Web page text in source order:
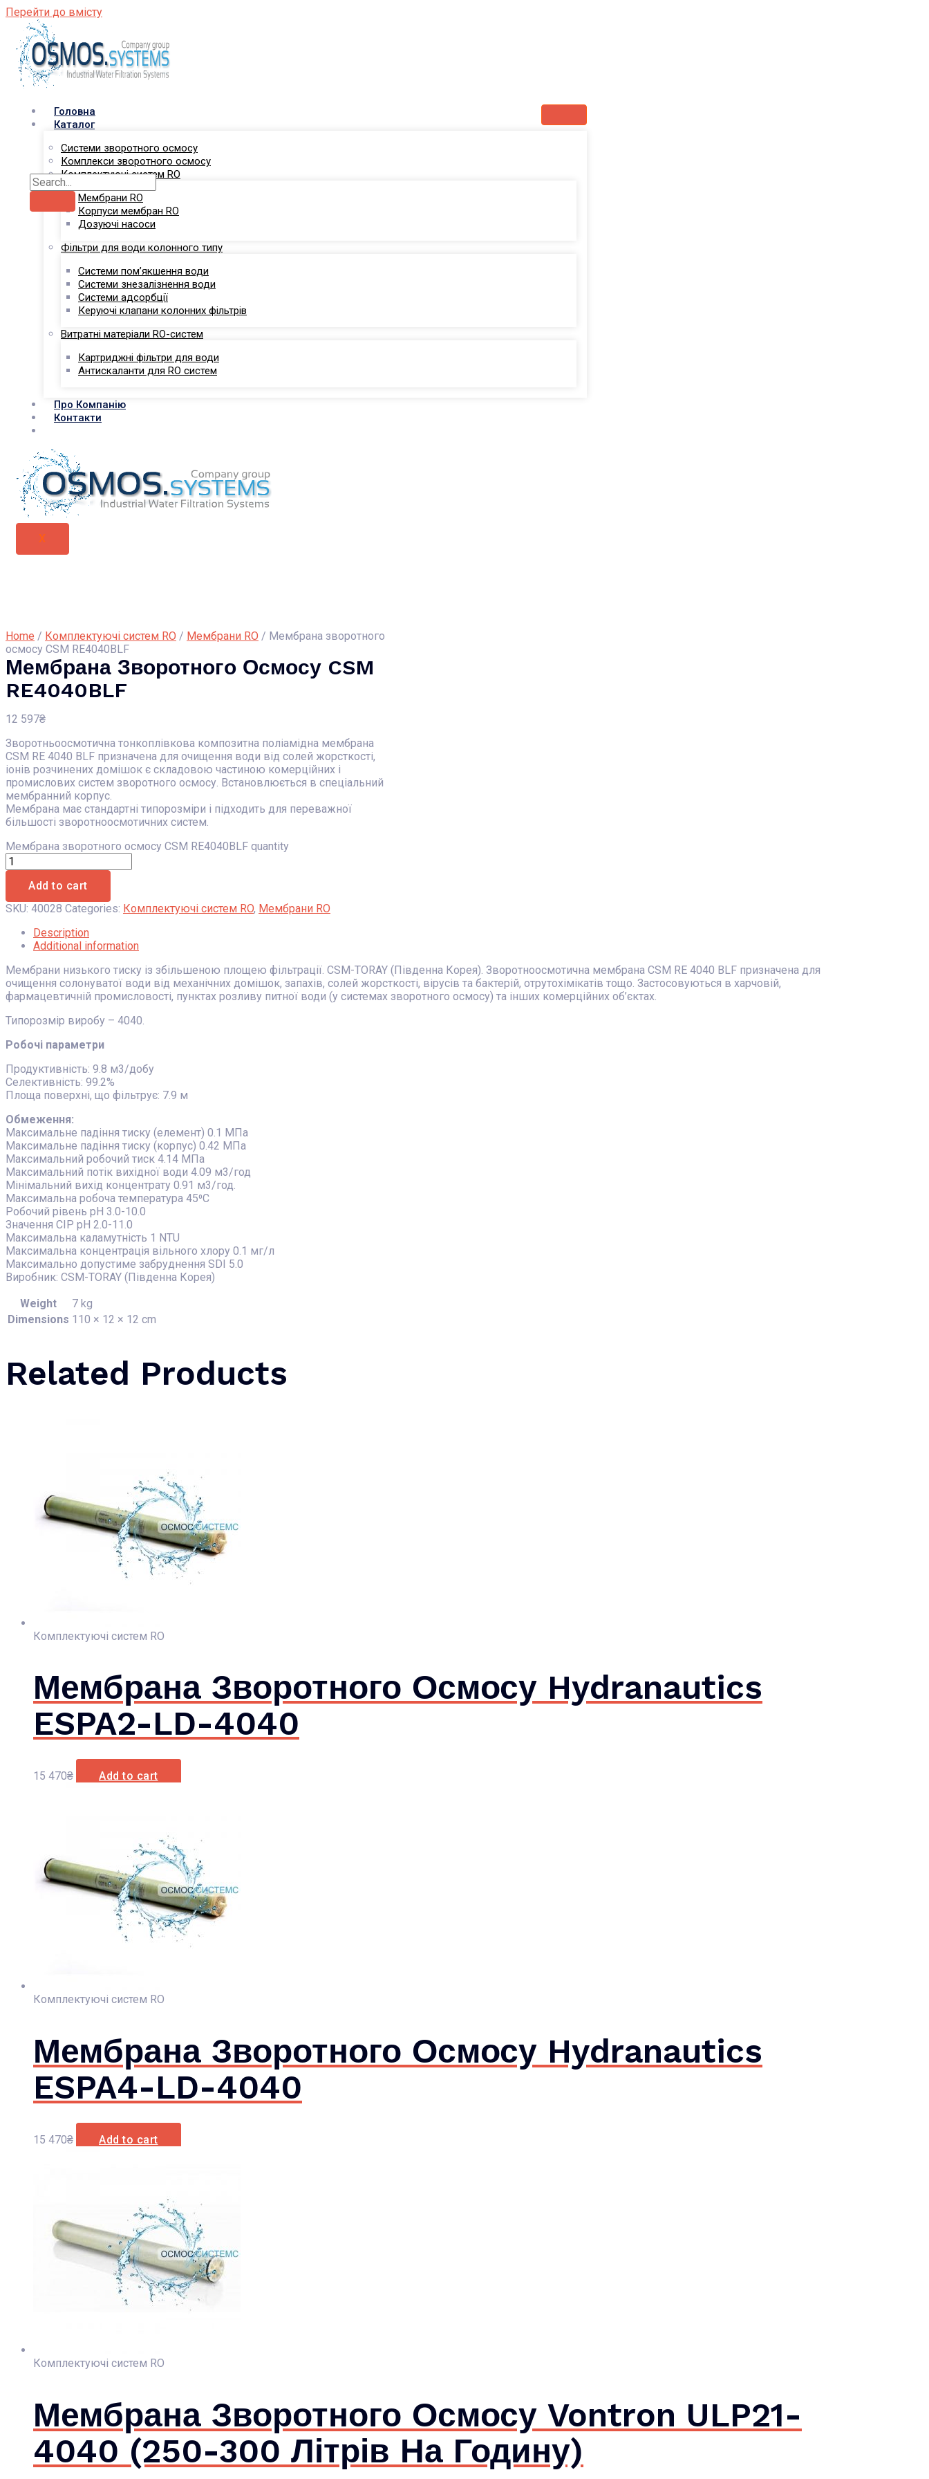
Перейти до вмісту
Головна
Каталог
Системи зворотного осмосу
Комплекси зворотного осмосу
Комплектуючі систем RO
Мембрани RO
Корпуси мембран RO
Дозуючі насоси
Фільтри для води колонного типу
Системи пом’якшення води
Системи знезалізнення води
Системи адсорбції
Керуючі клапани колонних фільтрів
Витратні матеріали RO-систем
Картриджні фільтри для води
Антискаланти для RO систем
Про Компанію
Контакти
X
Home / Комплектуючі систем RO / Мембрани RO / Мембрана зворотного
осмосу CSM RE4040BLF
Мембрана Зворотного Осмосу CSM
RE4040BLF
12 597₴
Зворотньоосмотична тонкоплівкова композитна поліамідна мембрана
CSM RE 4040 BLF призначена для очищення води від солей жорсткості,
іонів розчинених домішок є складовою частиною комерційних і
промислових систем зворотного осмосу. Встановлюється в спеціальний
мембранний корпус.
Мембрана має стандартні типорозміри і підходить для переважної
більшості зворотноосмотичних систем.
Мембрана зворотного осмосу CSM RE4040BLF quantity
Add to cart
SKU: 40028 Categories: Комплектуючі систем RO, Мембрани RO
Description
Additional information
Мембрани низького тиску із збільшеною площею фільтрації. CSM-TORAY (Південна Корея). Зворотноосмотична мембрана CSM RE 4040 BLF призначена для
очищення солонуватої води від механічних домішок, запахів, солей жорсткості, вірусів та бактерій, отрутохімікатів тощо. Застосовуються в харчовій,
фармацевтичній промисловості, пунктах розливу питної води (у системах зворотного осмосу) та інших комерційних об’єктах.
Типорозмір виробу – 4040.
Робочі параметри
Продуктивність: 9.8 м3/добу
Селективність: 99.2%
Площа поверхні, що фільтрує: 7.9 м
Обмеження:
Максимальне падіння тиску (елемент) 0.1 МПа
Максимальне падіння тиску (корпус) 0.42 МПа
Максимальний робочий тиск 4.14 МПа
Максимальний потік вихідної води 4.09 м3/год
Мінімальний вихід концентрату 0.91 м3/год.
Максимальна робоча температура 45⁰С
Робочий рівень pH 3.0-10.0
Значення CIP pH 2.0-11.0
Максимальна каламутність 1 NTU
Максимальна концентрація вільного хлору 0.1 мг/л
Максимально допустиме забруднення SDI 5.0
Виробник: CSM-TORAY (Південна Корея)
Weight
7 kg
Dimensions 110 × 12 × 12 cm
Related Products
Комплектуючі систем RO
Мембрана Зворотного Осмосу Hydranautics
ESPA2-LD-4040
15 470₴ Add to cart
Комплектуючі систем RO
Мембрана Зворотного Осмосу Hydranautics
ESPA4-LD-4040
15 470₴ Add to cart
Комплектуючі систем RO
Мембрана Зворотного Осмосу Vontron ULP21-
4040 (250-300 Літрів На Годину)